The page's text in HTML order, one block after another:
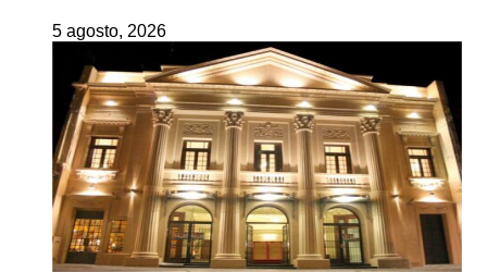
5 agosto, 2026